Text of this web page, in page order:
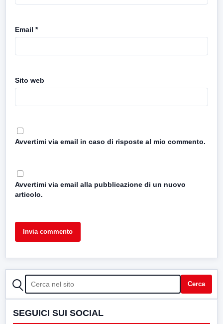
Email *
Sito web
Avvertimi via email in caso di risposte al mio commento.
Avvertimi via email alla pubblicazione di un nuovo
articolo.
CERCA Cerca
SEGUICI SUI SOCIAL